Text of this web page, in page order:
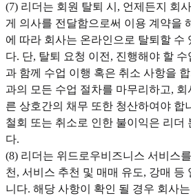
(7) 리더는 회원 탈퇴 시, 언제든지 회
게 의사를 전달함으로써 이용 계약을
에 따라 회사는 온라인으로 탈퇴할 수
다. 단, 탈퇴 요청 이전, 진행해야 할
과 함께 수업 이행 혹은 취소 사항을
과의 모든 수업 절차를 마무리하고,
른 상호간의 채무 또한 청산하여야 합
철회 또는 취소로 인한 불이익은 리더
다.
(8) 리더는 위드로우비즈니스 서비스
천, 서비스 추천 및 매매 유도, 강매 등
니다. 해당 사항이 확인 될 경우 회사